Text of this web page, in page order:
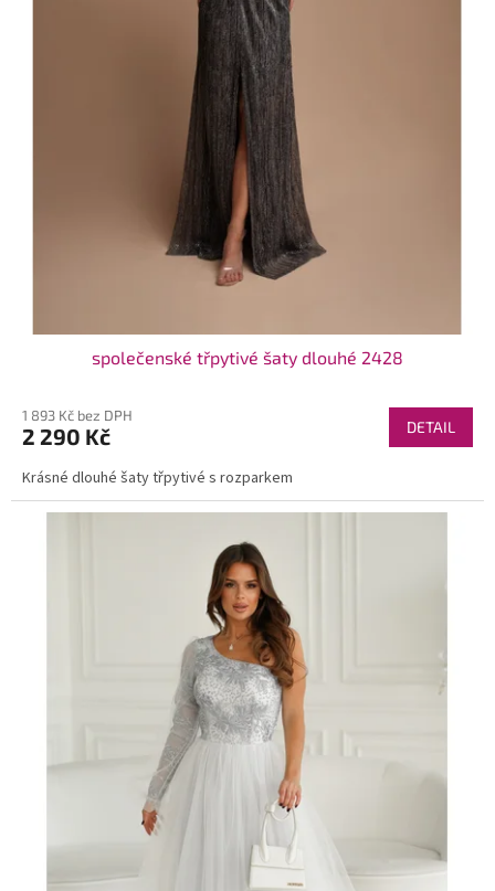
společenské třpytivé šaty dlouhé 2428
1 893 Kč bez DPH
2 290 Kč DETAIL
Krásné dlouhé šaty třpytivé s rozparkem